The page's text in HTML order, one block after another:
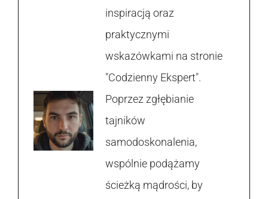
inspiracją oraz
praktycznymi
wskazówkami na stronie
"Codzienny Ekspert".
Poprzez zgłębianie
tajników
samodoskonalenia,
wspólnie podążamy
ścieżką mądrości, by